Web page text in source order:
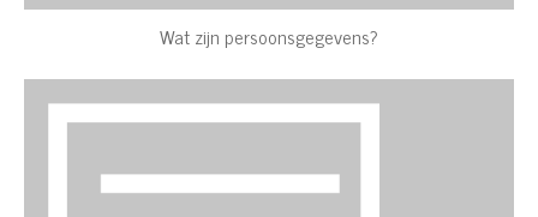
Wat zijn persoonsgegevens?